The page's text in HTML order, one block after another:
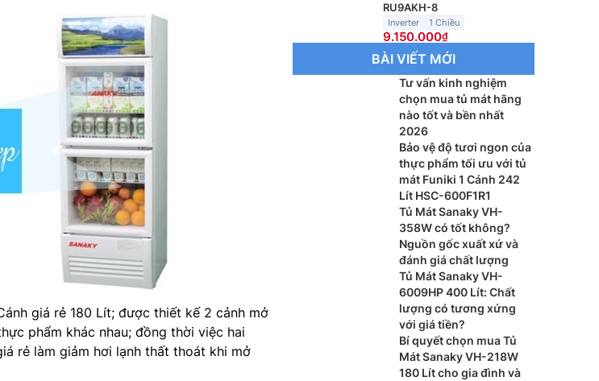
giá rẻ 180 Lít; được thiết kế 2 cảnh mở
phẩm khác nhau; đồng thời việc hai
rẻ làm giảm hơi lạnh thất thoát khi mở
RU9AKH-8
Inverter 1 Chiều
9.150.000
BÀI VIẾT MỚI
Tư vấn kinh nghiệm
chọn mua tủ mát hãng
nào tốt và bền nhất
2026
Bảo vệ độ tươi ngon của
thực phẩm tối ưu với tủ
mát Funiki 1 Cánh 242
Lít HSC-600F1R1
Tủ Mát Sanaky VH-
358W có tốt không?
Nguồn gốc xuất xứ và
đánh giá chất lượng
Tủ Mát Sanaky VH-
6009HP 400 Lít: Chất
lượng có tương xứng
với giá tiền?
Bí quyết chọn mua Tủ
Mát Sanaky VH-218W
180 Lít cho gia đình và